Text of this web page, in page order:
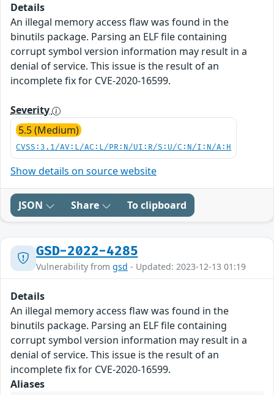
Details
An illegal memory access flaw was found in the
binutils package. Parsing an ELF file containing
corrupt symbol version information may result in a
denial of service. This issue is the result of an
incomplete fix for CVE-2020-16599.
Severity
5.5 (Medium)
CVSS:3.1/AV:L/AC:L/PR:N/UI:R/S:U/C:N/I:N/A:H
Show details on source website
JSON Share To clipboard
GSD-2022-4285
Vulnerability from gsd - Updated: 2023-12-13 01:19
Details
An illegal memory access flaw was found in the
binutils package. Parsing an ELF file containing
corrupt symbol version information may result in a
denial of service. This issue is the result of an
incomplete fix for CVE-2020-16599.
Aliases